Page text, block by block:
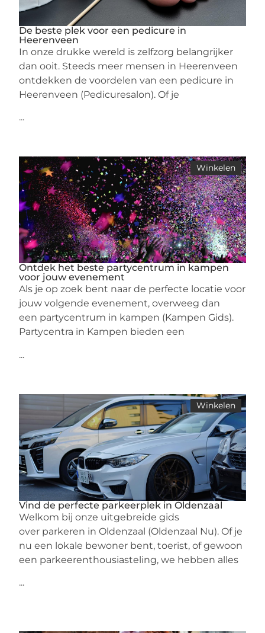
De beste plek voor een pedicure in
Heerenveen
In onze drukke wereld is zelfzorg belangrijker
dan ooit. Steeds meer mensen in Heerenveen
ontdekken de voordelen van een pedicure in
Heerenveen (Pedicuresalon). Of je
...
Winkelen
Ontdek het beste partycentrum in kampen
voor jouw evenement
Als je op zoek bent naar de perfecte locatie voor
jouw volgende evenement, overweeg dan
een partycentrum in kampen (Kampen Gids).
Partycentra in Kampen bieden een
...
Winkelen
Vind de perfecte parkeerplek in Oldenzaal
Welkom bij onze uitgebreide gids
over parkeren in Oldenzaal (Oldenzaal Nu). Of je
nu een lokale bewoner bent, toerist, of gewoon
een parkeerenthousiasteling, we hebben alles
...